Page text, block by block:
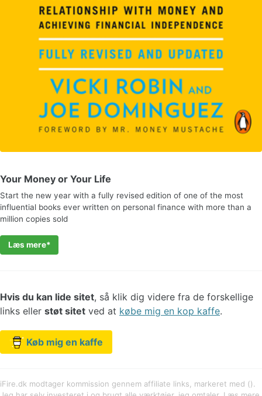
Your Money or Your Life
Start the new year with a fully revised edition of one of the most
influential books ever written on personal finance with more than a
million copies sold
Læs mere
Hvis du kan lide sitet, så klik dig videre fra de forskellige
links eller støt sitet ved at købe mig en kop kaffe.
Køb mig en kaffe
iFire.dk modtager kommission gennem affiliate links, markeret med ().